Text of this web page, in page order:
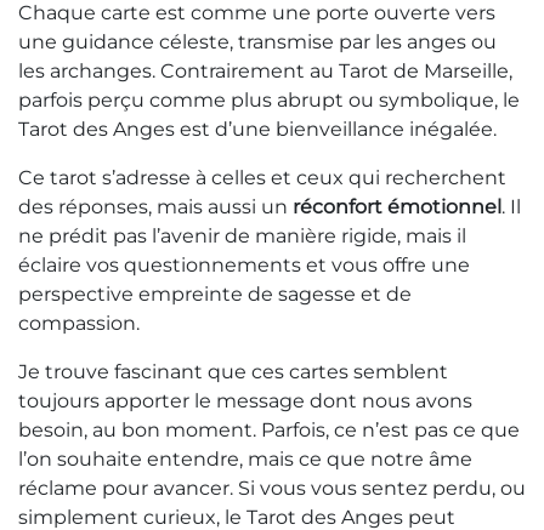
Chaque carte est comme une porte ouverte vers
une guidance céleste, transmise par les anges ou
les archanges. Contrairement au Tarot de Marseille,
parfois perçu comme plus abrupt ou symbolique, le
Tarot des Anges est d’une bienveillance inégalée.
Ce tarot s’adresse à celles et ceux qui recherchent
des réponses, mais aussi un réconfort émotionnel. Il
ne prédit pas l’avenir de manière rigide, mais il
éclaire vos questionnements et vous offre une
perspective empreinte de sagesse et de
compassion.
Je trouve fascinant que ces cartes semblent
toujours apporter le message dont nous avons
besoin, au bon moment. Parfois, ce n’est pas ce que
l’on souhaite entendre, mais ce que notre âme
réclame pour avancer. Si vous vous sentez perdu, ou
simplement curieux, le Tarot des Anges peut